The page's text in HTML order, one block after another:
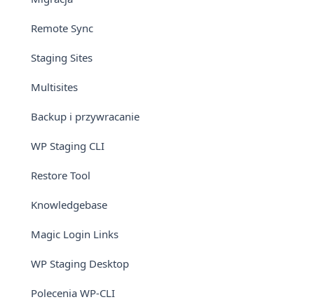
Remote Sync
Staging Sites
Multisites
Backup i przywracanie
WP Staging CLI
Restore Tool
Knowledgebase
Magic Login Links
WP Staging Desktop
Polecenia WP-CLI